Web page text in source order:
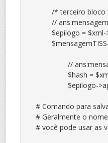
# Comando para
# Geralmente o
# você pode usar as